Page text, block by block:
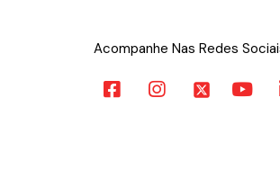
Acompanhe Nas Redes